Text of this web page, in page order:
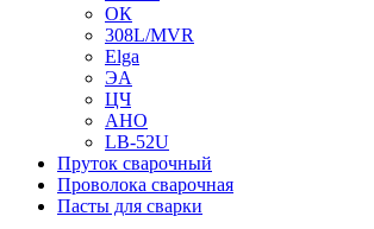
ОК
308L/MVR
Elga
ЭА
ЦЧ
АНО
LB-52U
Пруток сварочный
Проволока сварочная
Пасты для сварки